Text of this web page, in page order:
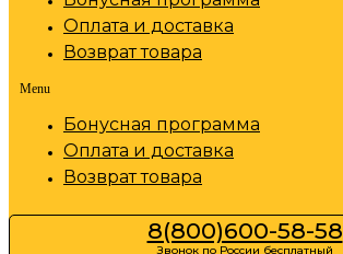
Оплата и доставка
Возврат товара
Menu
Бонусная программа
Оплата и доставка
Возврат товара
8(800)600-58-58
Звонок по России бесплатный